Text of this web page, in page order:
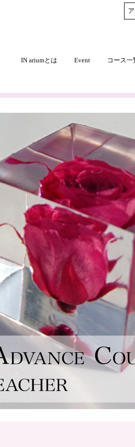
IN ariumとは Event コース一